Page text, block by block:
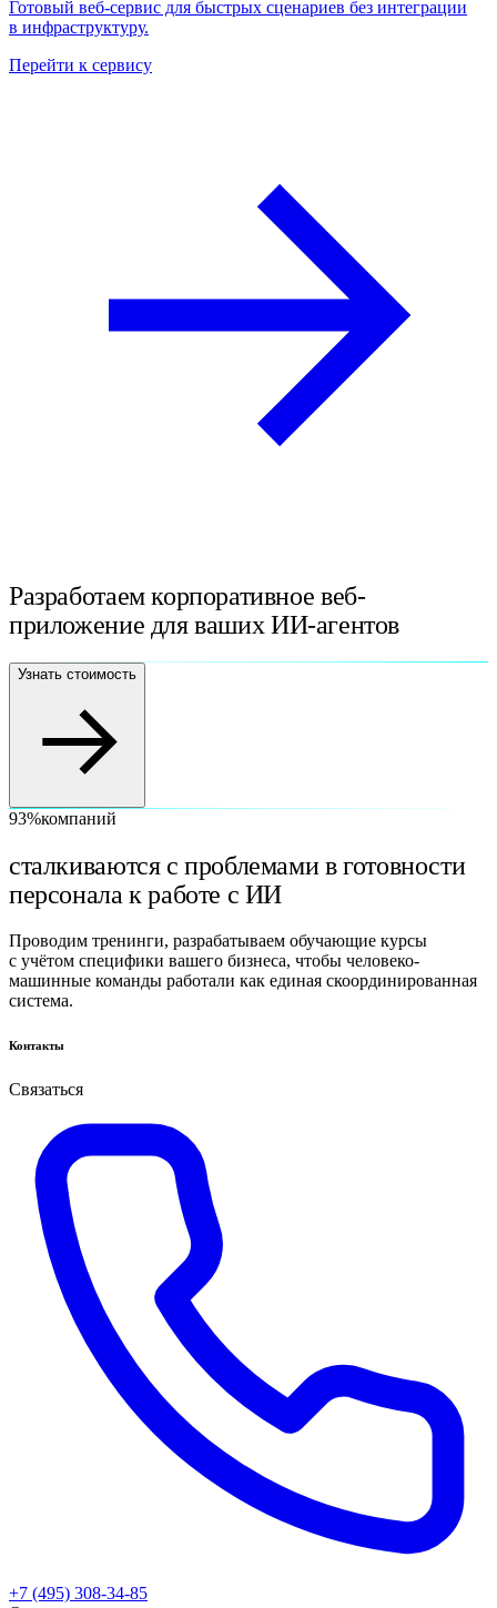
Готовый веб-сервис для быстрых сценариев без интеграции
в инфраструктуру.
Перейти к сервису
Разработаем корпоративное веб-
приложение для ваших ИИ-агентов
Узнать стоимость
93%компаний
сталкиваются с проблемами в готовности
персонала к работе с ИИ
Проводим тренинги, разрабатываем обучающие курсы
с учётом специфики вашего бизнеса, чтобы человеко-
машинные команды работали как единая скоординированная
система.
Контакты
Связаться
+7 (495) 308-34-85